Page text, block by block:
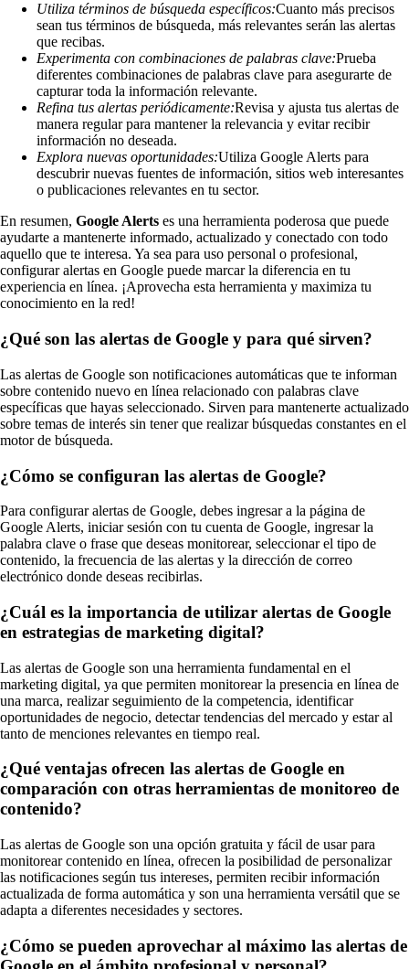
Utiliza términos de búsqueda específicos:Cuanto más precisos
sean tus términos de búsqueda, más relevantes serán las alertas
que recibas.
Experimenta con combinaciones de palabras clave:Prueba
diferentes combinaciones de palabras clave para asegurarte de
capturar toda la información relevante.
Refina tus alertas periódicamente:Revisa y ajusta tus alertas de
manera regular para mantener la relevancia y evitar recibir
información no deseada.
Explora nuevas oportunidades:Utiliza Google Alerts para
descubrir nuevas fuentes de información, sitios web interesantes
o publicaciones relevantes en tu sector.
En resumen, Google Alerts es una herramienta poderosa que puede
ayudarte a mantenerte informado, actualizado y conectado con todo
aquello que te interesa. Ya sea para uso personal o profesional,
configurar alertas en Google puede marcar la diferencia en tu
experiencia en línea. ¡Aprovecha esta herramienta y maximiza tu
conocimiento en la red!
¿Qué son las alertas de Google y para qué sirven?
Las alertas de Google son notificaciones automáticas que te informan
sobre contenido nuevo en línea relacionado con palabras clave
específicas que hayas seleccionado. Sirven para mantenerte actualizado
sobre temas de interés sin tener que realizar búsquedas constantes en el
motor de búsqueda.
¿Cómo se configuran las alertas de Google?
Para configurar alertas de Google, debes ingresar a la página de
Google Alerts, iniciar sesión con tu cuenta de Google, ingresar la
palabra clave o frase que deseas monitorear, seleccionar el tipo de
contenido, la frecuencia de las alertas y la dirección de correo
electrónico donde deseas recibirlas.
¿Cuál es la importancia de utilizar alertas de Google
en estrategias de marketing digital?
Las alertas de Google son una herramienta fundamental en el
marketing digital, ya que permiten monitorear la presencia en línea de
una marca, realizar seguimiento de la competencia, identificar
oportunidades de negocio, detectar tendencias del mercado y estar al
tanto de menciones relevantes en tiempo real.
¿Qué ventajas ofrecen las alertas de Google en
comparación con otras herramientas de monitoreo de
contenido?
Las alertas de Google son una opción gratuita y fácil de usar para
monitorear contenido en línea, ofrecen la posibilidad de personalizar
las notificaciones según tus intereses, permiten recibir información
actualizada de forma automática y son una herramienta versátil que se
adapta a diferentes necesidades y sectores.
¿Cómo se pueden aprovechar al máximo las alertas de